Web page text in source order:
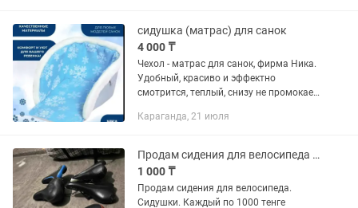
сидушка (матрас) для санок
4 000 ₸
Чехол - матрас для санок, фирма Ника.
Удобный, красиво и эффектно
смотрится, теплый, снизу не промокает,
пользовались несколько раз, забирать
Караганда, 21 июля
Продам сидения для велосипеда / сидушки
1 000 ₸
Продам сидения для велосипеда.
Сидушки. Каждый по 1000 тенге